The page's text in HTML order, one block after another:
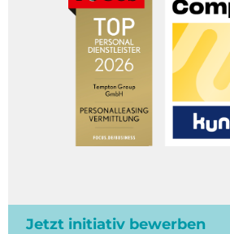
Jetzt initiativ bewerben